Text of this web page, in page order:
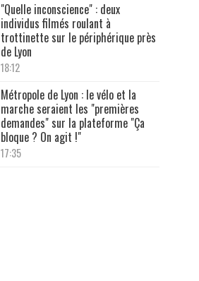
"Quelle inconscience" : deux
individus filmés roulant à
trottinette sur le périphérique près
de Lyon
18:12
Métropole de Lyon : le vélo et la
marche seraient les "premières
demandes" sur la plateforme "Ça
bloque ? On agit !"
17:35